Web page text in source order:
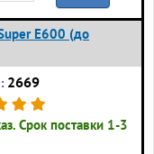
Е600 (до
2669
Срок поставки 1-3